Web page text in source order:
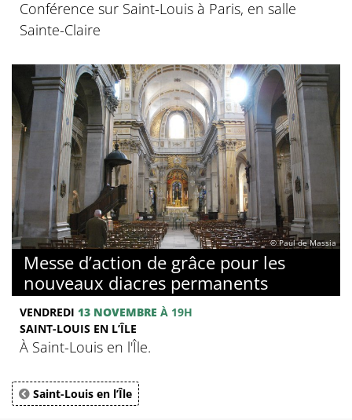
Conférence sur Saint-Louis à Paris, en salle
Sainte-Claire
© Paul de Massia
Messe d’action de grâce pour les
nouveaux diacres permanents
VENDREDI 13 NOVEMBRE À 19H
SAINT-LOUIS EN L’ÎLE
À Saint-Louis en l'Île.
Saint-Louis en l’Île